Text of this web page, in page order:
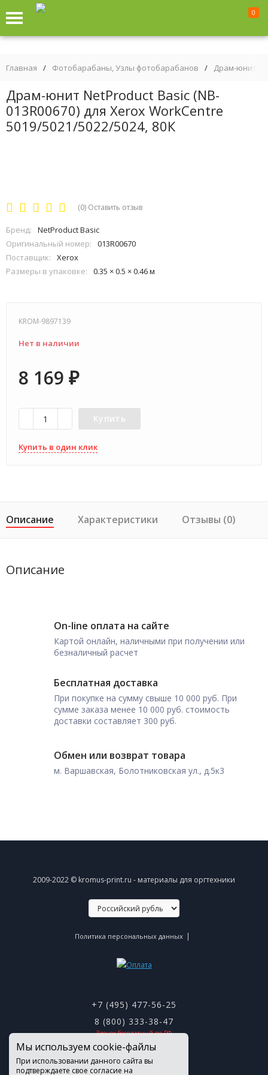
0
Главная / Фотобарабаны, Узлы фотобарабанов / Драм-юниты
Драм-юнит NetProduct Basic (NB-
013R00670) для Xerox WorkCentre
5019/5021/5022/5024, 80К
(0) Оставить отзыв
Бренд:
NetProduct Basic
Оригинальный номер:
013R00670
Поставщик:
Xerox
Размеры в упаковке:
0.35 × 0.5 × 0.46 м
KROM-9897139
Нет в наличии
8 169 ₽
Купить
Купить в один клик
Описание Характеристики Отзывы (0)
Описание
On-line оплата на сайте
Картой онлайн, наличными при получении или
безналичный расчет
Бесплатная доставка
При покупке на сумму свыше 10 000 руб. При
сумме заказа менее 10 000 руб. стоимость
доставки составляет 300 руб.
Обмен или возврат товара
м. Варшавская, Болотниковская ул., д.5к3
2009-2022 © kromus-print.ru - материалы для оргтехники
Политика персональных данных |
+7 (495) 477-56-25
8 (800) 333-38-47
Звонок бесплатный по РФ
Мы используем cookie-файлы
При использовании данного сайта вы
подтверждаете свое согласие на